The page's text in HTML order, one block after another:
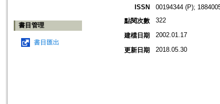
書目管理
書目匯出
ISSN
00194344 (P);
點閱次數
322
建檔日期 2002.01.17
更新日期 2018.05.30